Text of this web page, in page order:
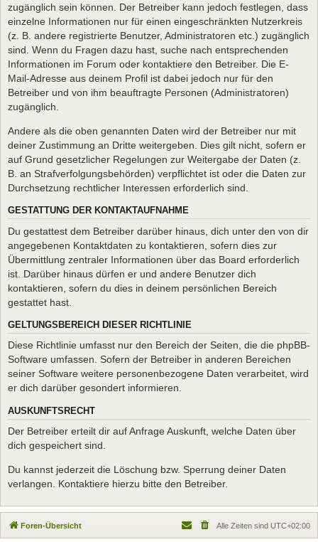
zugänglich sein können. Der Betreiber kann jedoch festlegen, dass
einzelne Informationen nur für einen eingeschränkten Nutzerkreis
(z. B. andere registrierte Benutzer, Administratoren etc.) zugänglich
sind. Wenn du Fragen dazu hast, suche nach entsprechenden
Informationen im Forum oder kontaktiere den Betreiber. Die E-
Mail-Adresse aus deinem Profil ist dabei jedoch nur für den
Betreiber und von ihm beauftragte Personen (Administratoren)
zugänglich.
Andere als die oben genannten Daten wird der Betreiber nur mit
deiner Zustimmung an Dritte weitergeben. Dies gilt nicht, sofern er
auf Grund gesetzlicher Regelungen zur Weitergabe der Daten (z.
B. an Strafverfolgungsbehörden) verpflichtet ist oder die Daten zur
Durchsetzung rechtlicher Interessen erforderlich sind.
GESTATTUNG DER KONTAKTAUFNAHME
Du gestattest dem Betreiber darüber hinaus, dich unter den von dir
angegebenen Kontaktdaten zu kontaktieren, sofern dies zur
Übermittlung zentraler Informationen über das Board erforderlich
ist. Darüber hinaus dürfen er und andere Benutzer dich
kontaktieren, sofern du dies in deinem persönlichen Bereich
gestattet hast.
GELTUNGSBEREICH DIESER RICHTLINIE
Diese Richtlinie umfasst nur den Bereich der Seiten, die die phpBB-
Software umfassen. Sofern der Betreiber in anderen Bereichen
seiner Software weitere personenbezogene Daten verarbeitet, wird
er dich darüber gesondert informieren.
AUSKUNFTSRECHT
Der Betreiber erteilt dir auf Anfrage Auskunft, welche Daten über
dich gespeichert sind.
Du kannst jederzeit die Löschung bzw. Sperrung deiner Daten
verlangen. Kontaktiere hierzu bitte den Betreiber.
Foren-Übersicht Alle Zeiten sind UTC+02:00